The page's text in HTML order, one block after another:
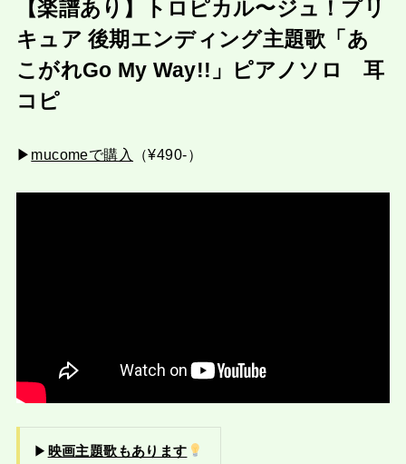
【楽譜あり】トロピカル〜ジュ！プリ
キュア 後期エンディング主題歌「あ
こがれGo My Way!!」ピアノソロ 耳
コピ
▶︎ mucomeで購入 （¥490-）
▶︎ 映画主題歌もあります